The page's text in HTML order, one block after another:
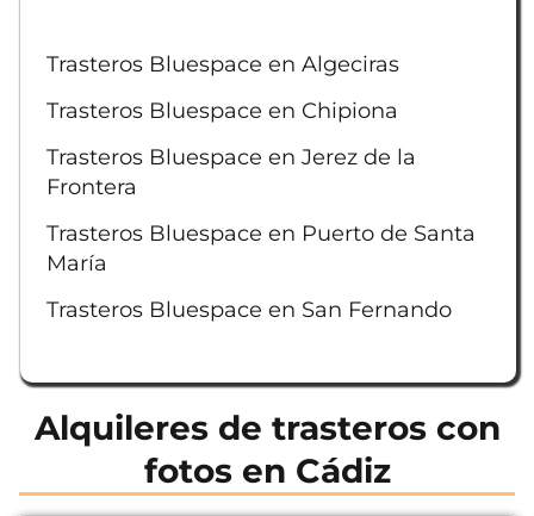
Trasteros Bluespace en Algeciras
Trasteros Bluespace en Chipiona
Trasteros Bluespace en Jerez de la
Frontera
Trasteros Bluespace en Puerto de Santa
María
Trasteros Bluespace en San Fernando
Alquileres de trasteros con
fotos en Cádiz